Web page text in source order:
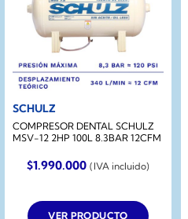
SCHULZ
COMPRESOR DENTAL SCHULZ
MSV-12 2HP 100L 8.3BAR 12CFM
$1.990.000 (IVA incluido)
VER PRODUCTO